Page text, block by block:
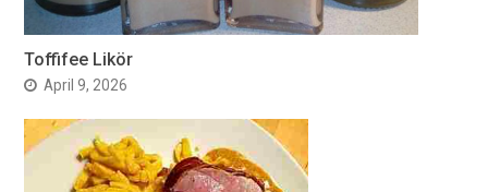
Toffifee Likör
April 9, 2026